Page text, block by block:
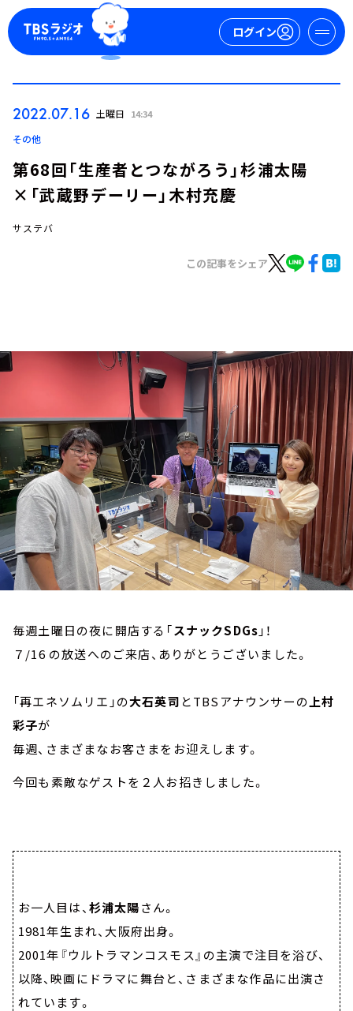
ログイン
お知らせ
イベント・グッズ
会社情報
2022.07.16 土曜日 14:34
その他
第68回「生産者とつながろう」杉浦太陽
×「武蔵野デーリー」木村充慶
サステバ
この記事をシェア
毎週土曜日の夜に開店する「スナックSDGs 」！
７/16 の放送へのご来店、ありがとうございました。
「再エネソムリエ」の大石英司 とTBSアナウンサーの上村
彩子が
毎週、さまざまなお客さまをお迎えします。
今回も素敵なゲストを２人お招きしました。
お一人目は、 杉浦太陽さん。
1981年生まれ、大阪府出身。
2001年『ウルトラマンコスモス』の主演で注目を浴び、
以降、映画にドラマに舞台と、さまざまな作品に出演さ
れています。